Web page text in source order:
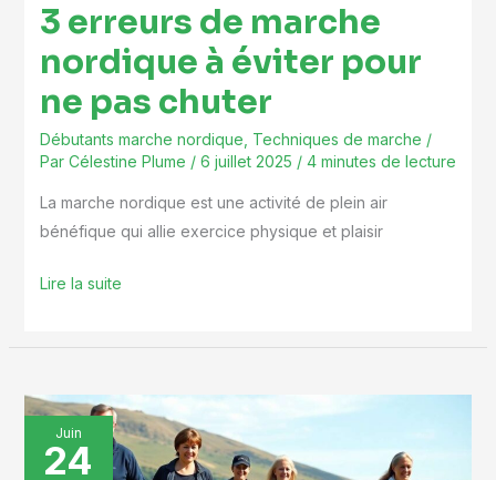
3 erreurs de marche
nordique à éviter pour
ne pas chuter
Débutants marche nordique Techniques de marche /
Par Célestine Plume / 6 juillet 2025 / 4 minutes de lecture
La marche nordique est une activité de plein air
bénéfique qui allie exercice physique et plaisir
pas
Lire la suite
Juin
24
Entraînement
à